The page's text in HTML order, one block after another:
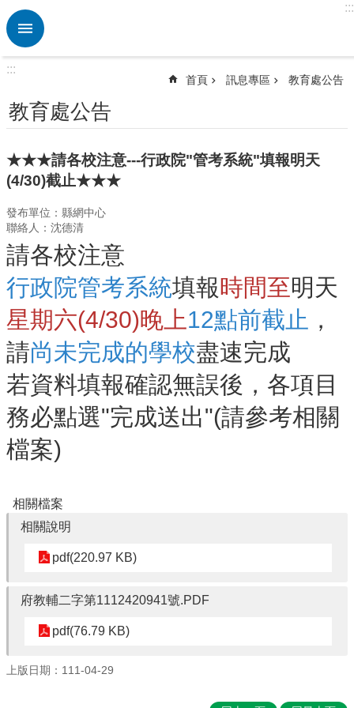
跳到主要內容區塊
進
階
熱
門
鍵
字
息
專
區
認
識
後
埔
行
政
處
室
教
學
課
程
宣
校
:::
:::
首頁 訊息專區 教育處公告
教育處公告
★★★請各校注意---行政院"管考系統"填報明天
(4/30)截止★★★
發布單位：縣網中心
聯絡人：沈德清
請各校注意
行政院管考系統填報 時間至明天
星期六(4/30)晚上12點前截止 ，
請尚未完成的學校盡速完成
若資料填報確認無誤後，各項目
務必點選"完成送出"(請參考相關
檔案)
相關檔案
相關說明
pdf(220.97 KB)
府教輔二字第1112420941號.PDF
pdf(76.79 KB)
上版日期：111-04-29